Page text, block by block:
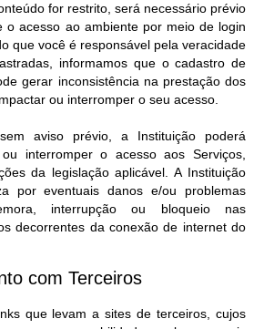
for restrito, será necessário prévio
o acesso ao ambiente por meio de login
que você é responsável pela veracidade
informamos que o cadastro de
gerar inconsistência na prestação dos
ou interromper o seu acesso.
aviso prévio, a Instituição poderá
interromper o acesso aos Serviços,
da legislação aplicável. A Instituição
por eventuais danos e/ou problemas
interrupção ou bloqueio nas
decorrentes da conexão de internet do
com Terceiros
que levam a sites de terceiros, cujos